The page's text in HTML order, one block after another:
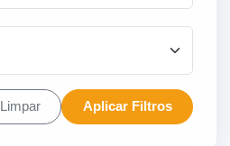
Limpar Aplicar Filtros